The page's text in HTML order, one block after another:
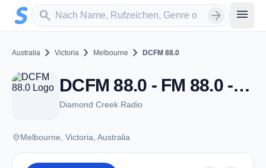
Zum Hauptinhalt springen
search
Sender suchen arrow_forward menu
Australia chevron_right Victoria chevron_right Melbourne chevron_right DCFM 88.0
DCFM 88.0 - FM 88.0 - Melbourne, Vic
Diamond Creek Radio
placeMelbourne, Victoria, Australia